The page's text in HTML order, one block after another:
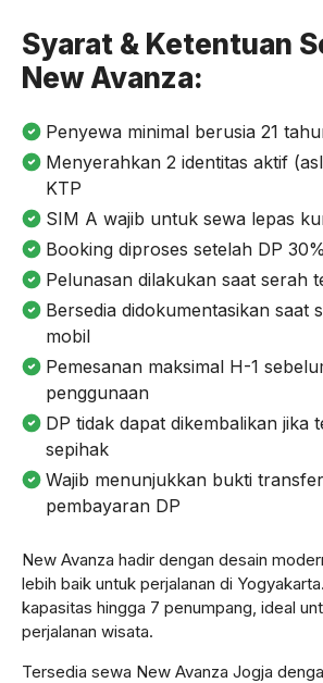
Syarat & Ketentuan
New Avanza:
Penyewa minimal berusia 21
Menyerahkan 2 identitas aktif
KTP
SIM A wajib untuk sewa lepas
Booking diproses setelah DP
Pelunasan dilakukan saat serah
Bersedia didokumentasikan saat
mobil
Pemesanan maksimal H-1
penggunaan
DP tidak dapat dikembalikan jika
sepihak
Wajib menunjukkan bukti
pembayaran DP
New Avanza hadir dengan desain
lebih baik untuk perjalanan di
kapasitas hingga 7 penumpang, ideal
perjalanan wisata.
Tersedia sewa New Avanza Jogja